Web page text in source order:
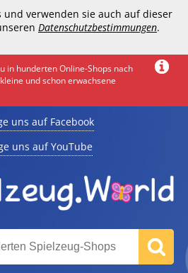
und verwenden sie auch auf dieser
Datenschutzbestimmungen.
in hunderten Online-Shops nach
und schon erwachsene
uns auf Facebook
uns auf YouTube